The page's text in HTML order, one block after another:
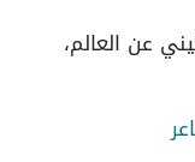
عن العالم،